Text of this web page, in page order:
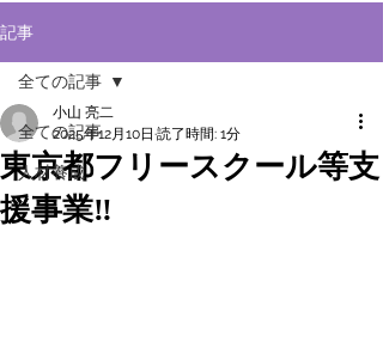
記事
全ての記事
人材養成
全ての記事
東京都フリースクール等支
援事業‼
小山 亮二
2025年12月10日 読了時間: 1分